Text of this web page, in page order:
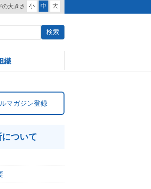
の大きさ 小 中 大
織
マガジン登録
ついて